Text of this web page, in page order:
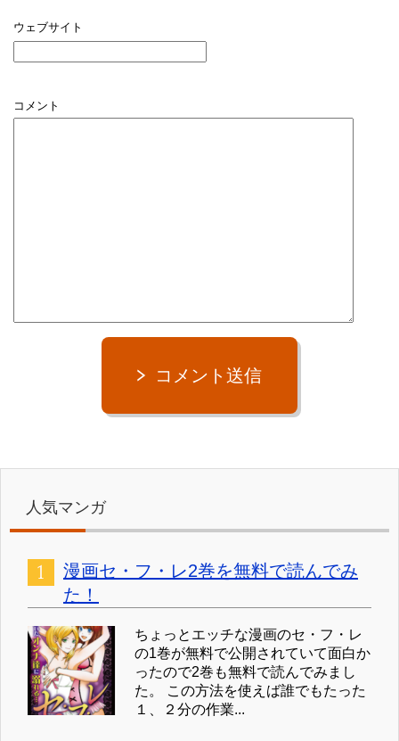
ウェブサイト
コメント
コメント送信
人気マンガ
漫画セ・フ・レ2巻を無料で読んでみ
た！
ちょっとエッチな漫画のセ・フ・レ
の1巻が無料で公開されていて面白か
ったので2巻も無料で読んでみまし
た。 この方法を使えば誰でもたった
１、２分の作業...